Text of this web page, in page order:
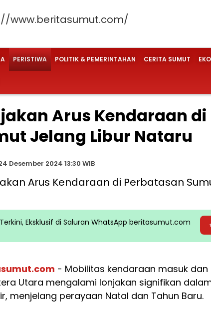
PERISTIWA POLITIK & PEMERINTAHAN CERITA SUMUT
Arus Kendaraan
Jelang Libur Nataru
Desember 2024 13:30 WIB
Eksklusif di Saluran WhatsApp beritasumut.com
- Mobilitas kendaraan masuk dan
Utara mengalami lonjakan signifikan
menjelang perayaan Natal dan Tahun Baru.